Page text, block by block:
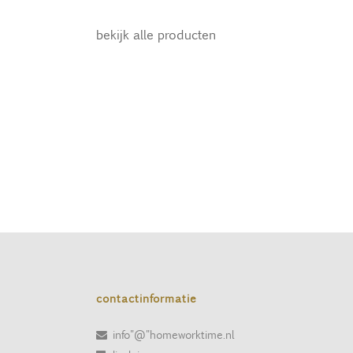
bekijk alle producten
contactinformatie
info"@"homeworktime.nl